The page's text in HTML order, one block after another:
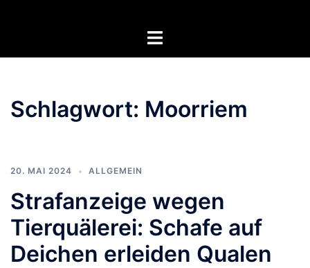
Menü
Schlagwort: Moorriem
20. MAI 2024 ALLGEMEIN
Strafanzeige wegen
Tierquälerei: Schafe auf
Deichen erleiden Qualen